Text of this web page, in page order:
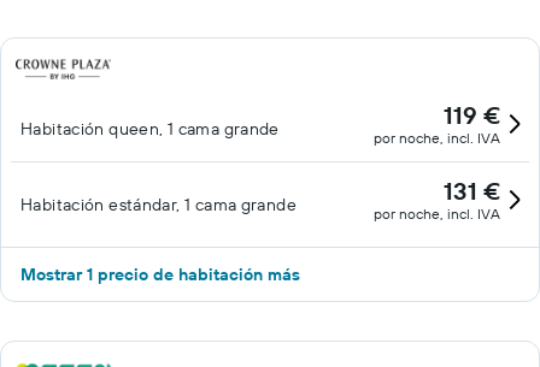
Habitación queen, 1 cama grande 119 €
por noche, incl. IVA
Habitación estándar, 1 cama grande 131 €
por noche, incl. IVA
Mostrar 1 precio de habitación más